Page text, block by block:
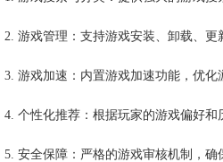
2. 游戏管理：支持游戏安装、卸载、更
3. 游戏加速：内置游戏加速功能，优化
4. 个性化推荐：根据玩家的游戏偏好和
5. 安全保障：严格的游戏审核机制，确